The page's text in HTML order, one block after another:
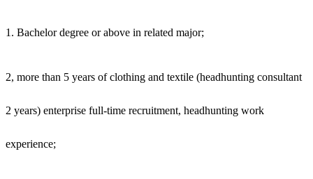
1. Bachelor degree or above in related major;
2, more than 5 years of clothing and textile (headhunting consultant
2 years) enterprise full-time recruitment, headhunting work
experience;